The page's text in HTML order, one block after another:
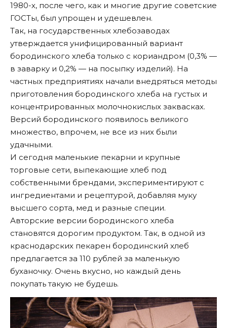
1980-х, после чего, как и многие другие советские
ГОСТы, был упрощен и удешевлен.
Так, на государственных хлебозаводах
утверждается унифицированный вариант
бородинского хлеба только с кориандром (0,3% —
в заварку и 0,2% — на посыпку изделий). На
частных предприятиях начали внедряться методы
приготовления бородинского хлеба на густых и
концентрированных молочнокислых заквасках.
Версий бородинского появилось великого
множество, впрочем, не все из них были
удачными.
И сегодня маленькие пекарни и крупные
торговые сети, выпекающие хлеб под
собственными брендами, экспериментируют с
ингредиентами и рецептурой, добавляя муку
высшего сорта, мед и разные специи.
Авторские версии бородинского хлеба
становятся дорогим продуктом. Так, в одной из
краснодарских пекарен бородинский хлеб
предлагается за 110 рублей за маленькую
буханочку. Очень вкусно, но каждый день
покупать такую не будешь.